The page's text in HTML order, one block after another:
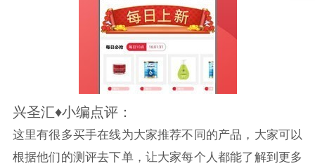
兴圣汇♦小编点评：
这里有很多买手在线为大家推荐不同的产品，大家可以
根据他们的测评去下单，让大家每个人都能了解到更多